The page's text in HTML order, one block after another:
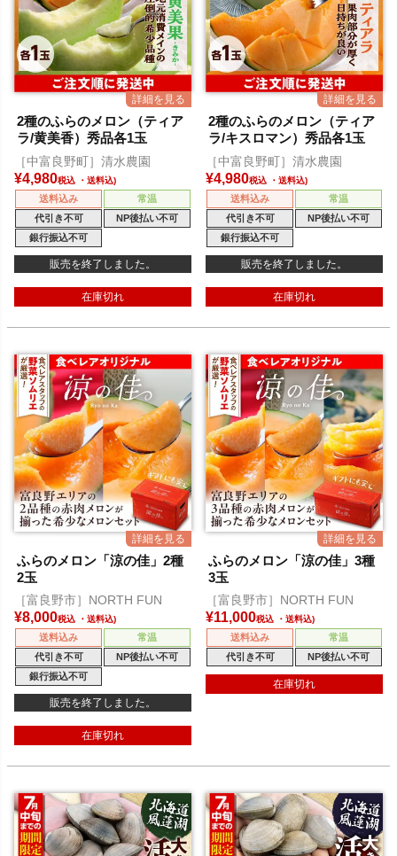
2種のふらのメロン（ティア
ラ/黄美香）秀品各1玉
［中富良野町］清水農園
¥4,980税込
送料込み
常温
代引き不可
NP後払い不可
銀行振込不可
販売を終了しました。
在庫切れ
2種のふらのメロン（ティア
ラ/キスロマン）秀品各1玉
［中富良野町］清水農園
¥4,980税込
送料込み
常温
代引き不可
NP後払い不可
銀行振込不可
販売を終了しました。
在庫切れ
ふらのメロン「涼の佳」2種
2玉
［富良野市］NORTH FUN
¥8,000税込
送料込み
常温
代引き不可
NP後払い不可
銀行振込不可
販売を終了しました。
在庫切れ
ふらのメロン「涼の佳」3種
3玉
［富良野市］NORTH FUN
¥11,000税込
送料込み
常温
代引き不可
NP後払い不可
在庫切れ